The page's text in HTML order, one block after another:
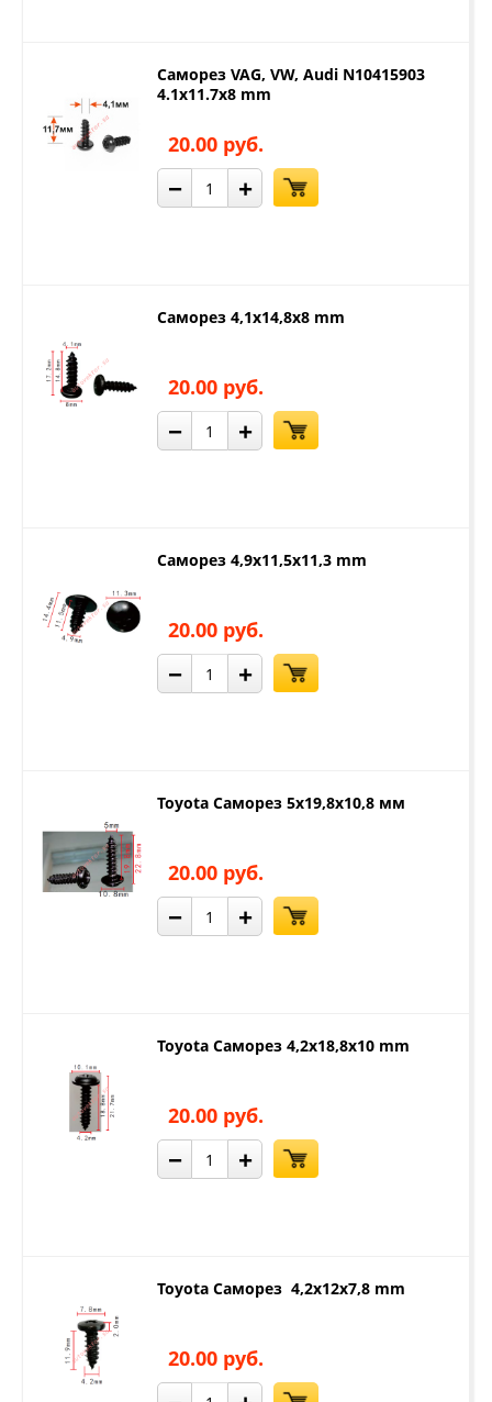
Саморез VAG, VW, Audi N10415903
4.1x11.7x8 mm
20.00 руб.
− +
Саморез 4,1x14,8x8 mm
20.00 руб.
− +
Саморез 4,9x11,5x11,3 mm
20.00 руб.
− +
Toyota Саморез 5х19,8х10,8 мм
20.00 руб.
− +
Toyota Саморез 4,2x18,8x10 mm
20.00 руб.
− +
Toyota Саморез 4,2x12x7,8 mm
20.00 руб.